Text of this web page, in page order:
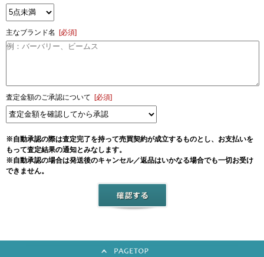
主なブランド名 [必須]
査定金額のご承認について [必須]
※自動承認の際は査定完了を持って売買契約が成立するものとし、お支払いを
もって査定結果の通知とみなします。
※自動承認の場合は発送後のキャンセル／返品はいかなる場合でも一切お受け
できません。